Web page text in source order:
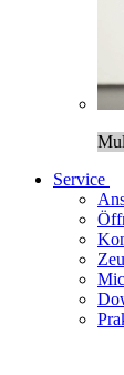
Service